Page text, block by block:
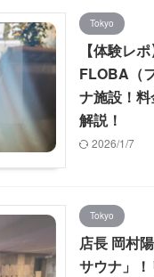
Tokyo
【体験レ
FLOBA（
ナ施設！
解説！
2026/1/7
Tokyo
店長 岡村
サウナ」